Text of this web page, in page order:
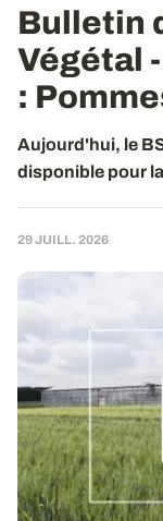
Bulletin
Végétal
:
Aujourd'hui, le
disponible pour
29 JUILL. 2026